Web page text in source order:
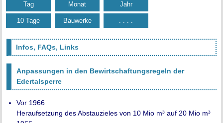
Tag Monat Jahr
10 Tage Bauwerke . . . .
Infos, FAQs, Links
Anpassungen in den Bewirtschaftungsregeln der
Edertalsperre
Vor 1966
Heraufsetzung des Abstauzieles von 10 Mio m³ auf 20 Mio m³